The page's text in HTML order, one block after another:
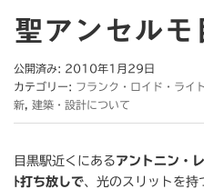
聖アンセルモ
公開済み: 2010年1月29日
カテゴリー: フランク・ロイド・ライ
新
建築・設計について
目黒駅近くにあるアントニン・
ﾄ打ち放しで、光のスリットを持